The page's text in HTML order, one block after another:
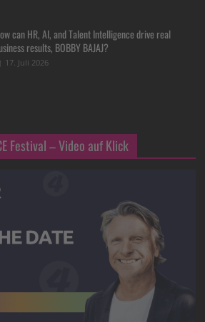
can HR, AI, and Talent Intelligence drive real
results, BOBBY BAJAJ?
17. Juli 2026
Festival – Video auf Klick